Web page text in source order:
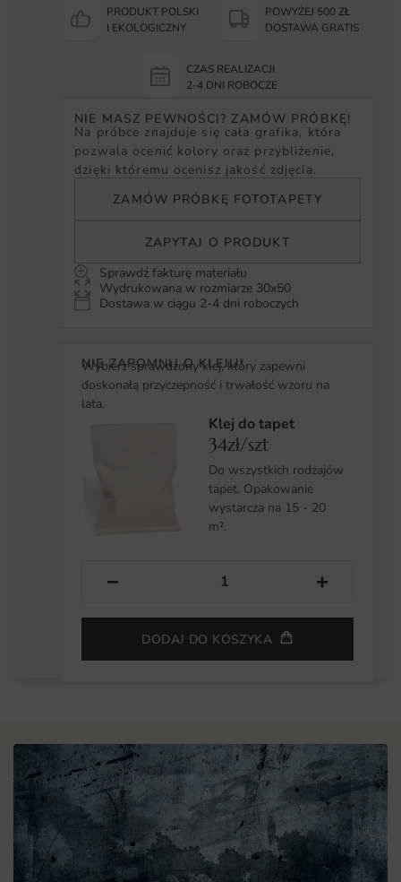
PRODUKT POLSKI
I EKOLOGICZNY
POWYŻEJ 500 ZŁ
DOSTAWA GRATIS
CZAS REALIZACJI
2-4 DNI ROBOCZE
NIE MASZ PEWNOŚCI? ZAMÓW PRÓBKĘ!
Na próbce znajduje się cała grafika, która
pozwala ocenić kolory oraz przybliżenie,
dzięki któremu ocenisz jakość zdjęcia.
ZAMÓW PRÓBKĘ FOTOTAPETY
ZAPYTAJ O PRODUKT
Sprawdź fakturę materiału
Wydrukowana w rozmiarze 30x50
Dostawa w ciągu 2-4 dni roboczych
NIE ZAPOMNIJ O KLEJU!
Wybierz sprawdzony klej, który zapewni
doskonałą przyczepność i trwałość wzoru na
lata.
Klej do tapet
34zł/szt
Do wszystkich rodzajów
tapet. Opakowanie
wystarcza na 15 - 20
m².
− +
DODAJ DO KOSZYKA